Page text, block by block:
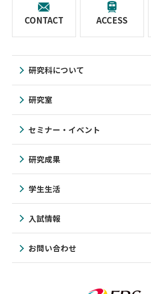
CONTACT ACCESS
研究科について
研究室
セミナー・イベント
研究成果
学生生活
入試情報
お問い合わせ